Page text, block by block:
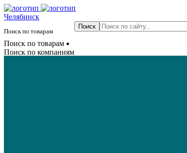
Челябинск
Поиск по товарам
Поиск по товарам
Поиск по компаниям